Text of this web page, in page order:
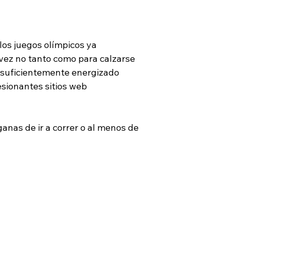
juegos olímpicos ya
no tanto como para calzarse
energizado
sitios web
de ir a correr o al menos de